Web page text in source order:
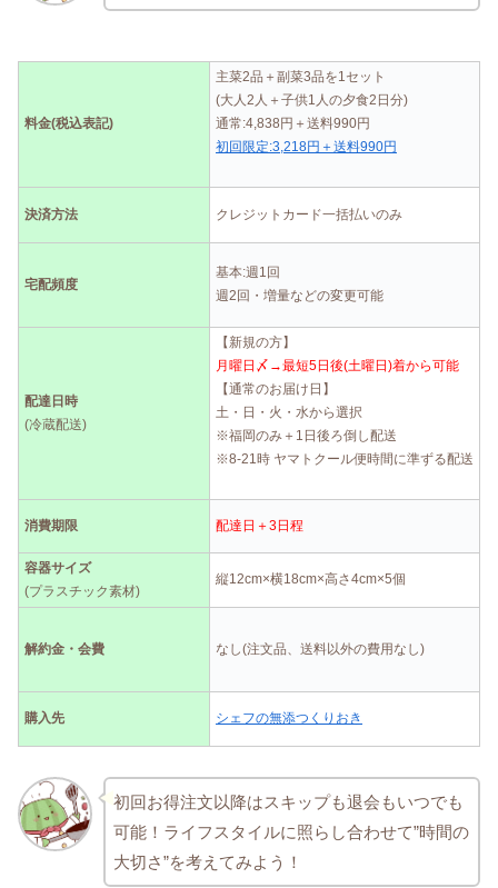
料金(税込表記)
主菜2品＋副菜3品を1セット
(大人2人＋子供1人の夕食2日分)
通常:4,838円＋送料990円
初回限定:3,218円＋送料990円
決済方法 クレジットカード一括払いのみ
宅配頻度
基本:週1回
週2回・増量などの変更可能
配達日時
(冷蔵配送)
【新規の方】
月曜日〆→最短5日後(土曜日)着から可能
【通常のお届け日】
土・日・火・水から選択
※福岡のみ＋1日後ろ倒し配送
※8-21時 ヤマトクール便時間に準ずる配送
消費期限 配達日＋3日程
容器サイズ
(プラスチック素材)
縦12cm×横18cm×高さ4cm×5個
解約金・会費 なし(注文品、送料以外の費用なし)
購入先 シェフの無添つくりおき
初回お得注文以降はスキップも退会もいつでも
可能！ライフスタイルに照らし合わせて”時間の
大切さ”を考えてみよう！